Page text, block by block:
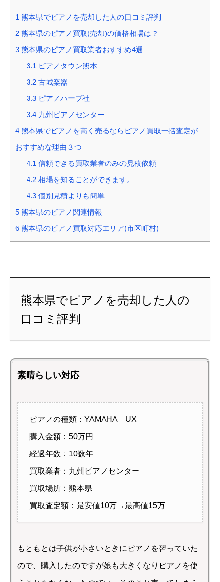
1 熊本県でピアノを売却した人の口コミ評判
2 熊本県のピアノ買取(売却)の価格相場は？
3 熊本県のピアノ買取業者おすすめ4選
3.1 ピアノタウン熊本
3.2古城楽器
3.3ピアノハープ社
3.4九州ピアノセンター
4 熊本県でピアノを高く売るならピアノ買取一括査定が
おすすめな理由３つ
4.1 信頼できる買取業者のみの見積依頼
4.2相場を知ることができます。
4.3個別見積よりも簡単
5 熊本県のピアノ関連情報
6 熊本県のピアノ買取対応エリア(市区町村)
熊本県でピアノを売却した人の
口コミ評判
素晴らしい対応
ピアノの種類：YAMAHA UX
購入金額：50万円
経過年数：10数年
買取業者：九州ピアノセンター
買取場所：熊本県
買取査定額：最安値10万→最高値15万
もともとは子供が小さいときにピアノを習っていた
ので、購入したのですが娘も大きくなりピアノを使